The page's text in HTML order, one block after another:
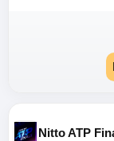
Nitto ATP